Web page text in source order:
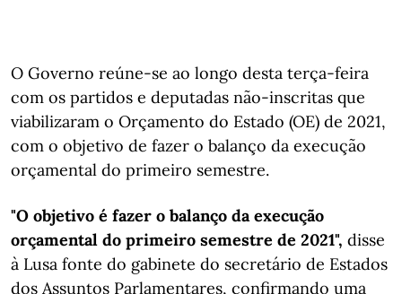
O Governo reúne-se ao longo desta terça-feira
com os partidos e deputadas não-inscritas que
viabilizaram o Orçamento do Estado (OE) de 2021,
com o objetivo de fazer o balanço da execução
orçamental do primeiro semestre.
"O objetivo é fazer o balanço da execução
orçamental do primeiro semestre de 2021", disse
à Lusa fonte do gabinete do secretário de Estados
dos Assuntos Parlamentares, confirmando uma